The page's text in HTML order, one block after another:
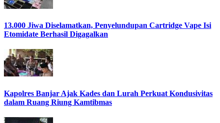
13.000 Jiwa Diselamatkan, Penyelundupan Cartridge Vape Isi
Etomidate Berhasil Digagalkan
Kapolres Banjar Ajak Kades dan Lurah Perkuat Kondusivitas
dalam Ruang Riung Kamtibmas